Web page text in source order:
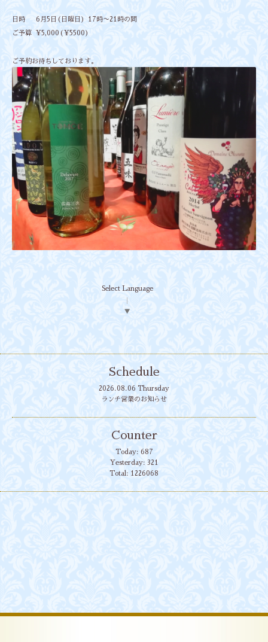
日時 6月5日(日曜日) 17時〜21時の間
ご予算 ¥5,000(¥5500)
ご予約お待ちしております。
Select Language
▼
Schedule
2026.08.06 Thursday
ランチ営業のお知らせ
Counter
Today: 687
Yesterday: 321
Total: 1226068